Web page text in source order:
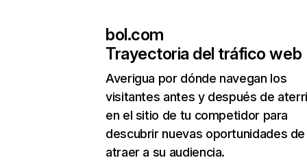
bol.com
Trayectoria del tráfico web
Averigua por dónde navegan los
visitantes antes y después de
en el sitio de tu competidor para
descubrir nuevas oportunidades de
atraer a su audiencia.